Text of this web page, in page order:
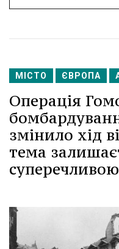
МІСТО ЄВРОПА
Операція
змінило хід
тема